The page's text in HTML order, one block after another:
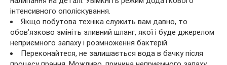
інтенсивного ополіскування.
Якщо побутова техніка служить вам давно, то
обов’язково змініть зливний шланг, якої і буде джерелом
неприємного запаху і розмноження бактерій.
Переконайтеся, не залишається вода в бачку після